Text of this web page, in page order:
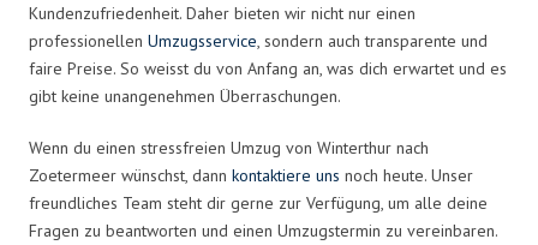
Kundenzufriedenheit. Daher bieten wir nicht nur einen
professionellen Umzugsservice, sondern auch transparente und
faire Preise. So weisst du von Anfang an, was dich erwartet und es
gibt keine unangenehmen Überraschungen.
Wenn du einen stressfreien Umzug von Winterthur nach
Zoetermeer wünschst, dann kontaktiere uns noch heute. Unser
freundliches Team steht dir gerne zur Verfügung, um alle deine
Fragen zu beantworten und einen Umzugstermin zu vereinbaren.